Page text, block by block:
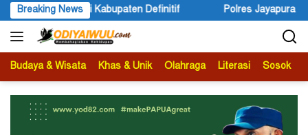
Langsung
ke
konten
Breaking News
Polres Jayapura Lakukan Penyelidikan Pasca Keracunan
Budaya & Wisata Khas & Unik Olahraga Literasi Sosok